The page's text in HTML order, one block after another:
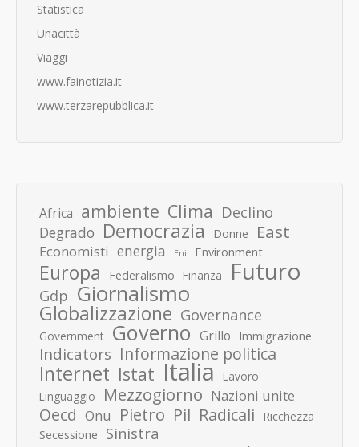
Statistica
Unacittà
Viaggi
www.fainotizia.it
www.terzarepubblica.it
Africa ambiente Clima Declino
Degrado Democrazia Donne East
Economisti energia Eni Environment
Europa Federalismo Finanza Futuro
Gdp Giornalismo
Globalizzazione Governance
Government Governo Grillo Immigrazione
Indicators Informazione politica
Internet Istat Italia
Lavoro
Linguaggio
Mezzogiorno Nazioni unite
Oecd Onu Pietro Pil Radicali Ricchezza
Secessione Sinistra